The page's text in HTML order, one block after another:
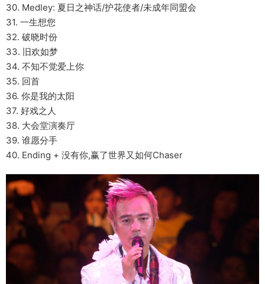
30. Medley: 夏日之神话/护花使者/未成年同盟会
31. 一生想您
32. 破晓时份
33. 旧欢如梦
34. 不知不觉爱上你
35. 回首
36. 你是我的太阳
37. 好戏之人
38. 大会堂演奏厅
39. 谁愿分手
40. Ending + 没有你,赢了世界又如何Chaser